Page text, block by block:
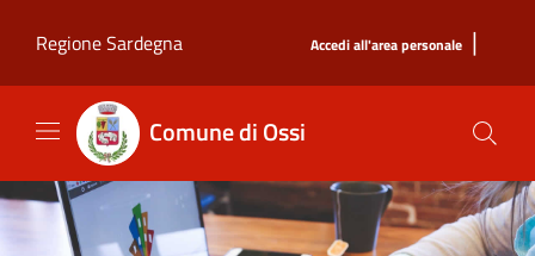
Regione Sardegna
Accedi all'area personale |
Comune di Ossi